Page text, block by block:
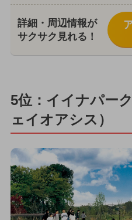
詳細・周辺情報が
サクサク見れる！
5位：イイナパー
ェイオアシス）